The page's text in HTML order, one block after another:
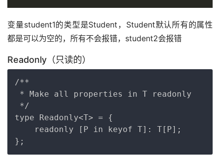
变量student1的类型是Student，Student默认所有的属性
都是可以为空的，所有不会报错，student2会报错
Readonly（只读的）
/**
* Make all properties in T readonly
*/
type Readonly<T> = {
    readonly [P in keyof T]: T[P];